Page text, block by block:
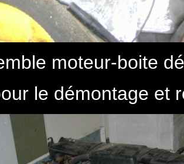
moteur-boite
le démontage et